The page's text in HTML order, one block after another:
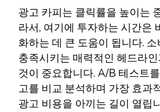
광고 카피는 클릭률을 높이는
라서, 여기에 투자하는 시간은
화하는 데 큰 도움이 됩니다.
충족시키는 매력적인 헤드라
것이 중요합니다. A/B 테스트
고를 비교 분석하며 가장 효과
광고 비용을 아끼는 길이 열립